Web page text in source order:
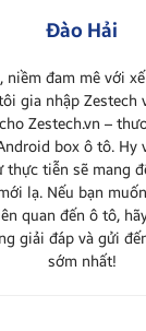
Đào Hải
niềm đam mê với
gia nhập Zestech
Zestech.vn –
box ô tô. Hy
tiễn sẽ mang
lạ. Nếu bạn
quan đến ô tô,
giải đáp và gửi
sớm nhất!